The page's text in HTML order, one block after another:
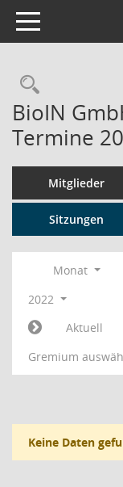
Toggle navigation
BioIN
Termine
Mitglieder
Sitzungen
Monat
2022
Aktuell
Gremium
Keine Daten